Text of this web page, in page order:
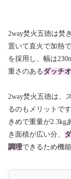
2way焚火五徳は焚
置いて直火で加熱
を採用し、幅は
重さのある ダッチ
2way焚火五徳は、
るのもメリットで
きめで重量が2.3kg
き面積が広い分、
調理できるため機